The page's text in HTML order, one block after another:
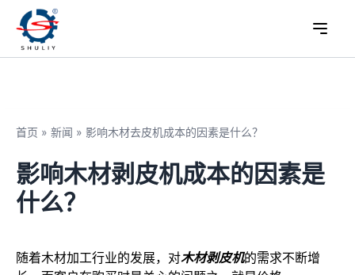
首页 » 新闻 » 影响木材去皮机成本的因素是什么？
影响木材剥皮机成本的因素是
什么？
随着木材加工行业的发展，对木材剥皮机的需求不断增